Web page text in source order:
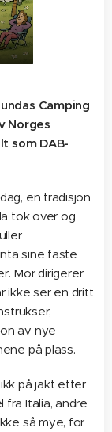
Camping
Norges
som DAB-
en tradisjon
tok over og
sine faste
Mor dirigerer
ikke ser en dritt
av nye
på plass.
på jakt etter
Italia, andre
så mye, for